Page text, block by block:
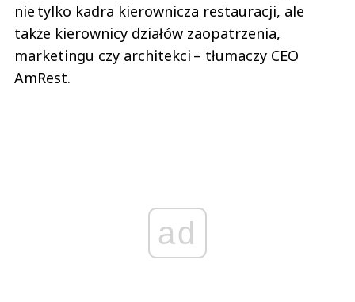
nie tylko kadra kierownicza restauracji, ale
także kierownicy działów zaopatrzenia,
marketingu czy architekci – tłumaczy CEO
AmRest.
ad